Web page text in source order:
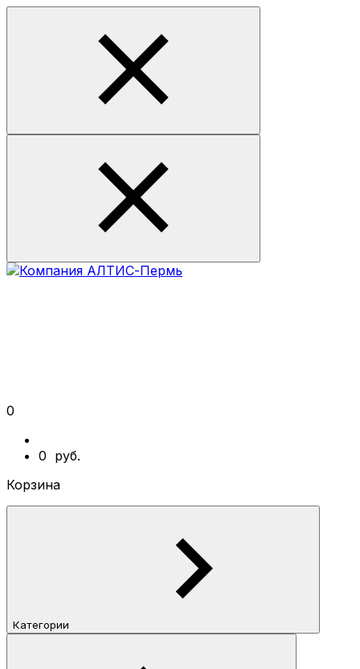
0
0 руб.
Корзина
Категории